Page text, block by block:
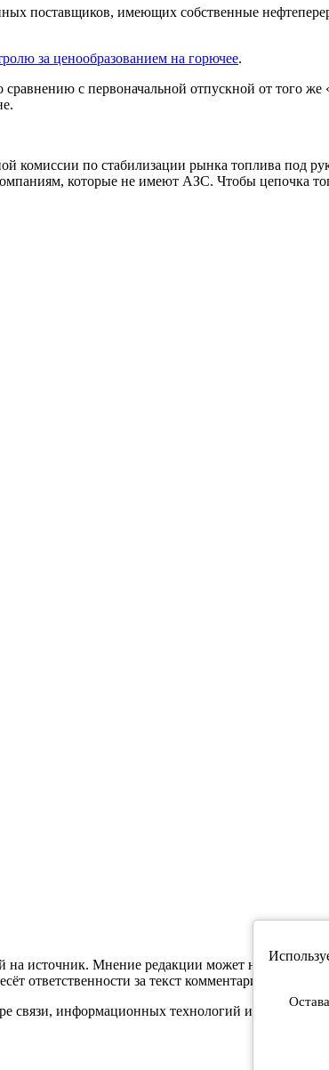
поставщиков, имеющих собственные
за ценообразованием на горючее.
с первоначальной отпускной от того же
комиссии по стабилизации рынка топлива под
которые не имеют АЗС. Чтобы цепочка
на источник. Мнение редакции может не
ответственности за текст комментариев
связи, информационных технологий и массовых